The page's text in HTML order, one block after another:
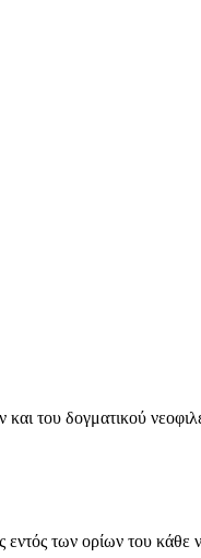
του δογματικού
εντός των ορίων του κάθε